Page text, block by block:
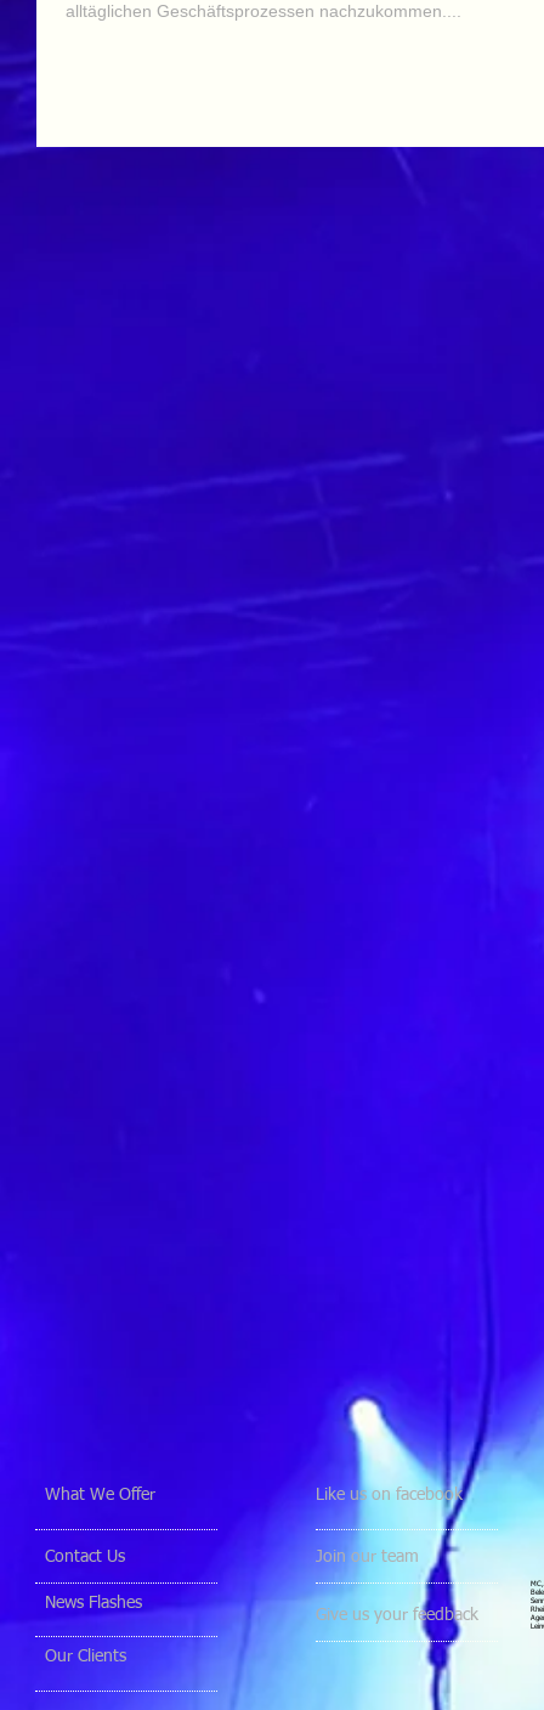
alltäglichen Geschäftsprozessen nachzukommen....
What We Offer
Contact Us
News Flashes
Our Clients
Like us on facebook
Join our team
Give us your feedback